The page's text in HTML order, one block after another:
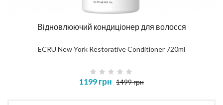
Відновлюючий кондиціонер для волосся
ECRU New York Restorative Conditioner 720ml
1199 грн 1499 грн